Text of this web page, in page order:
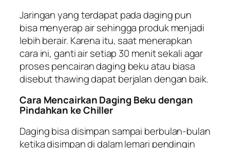
Jaringan yang terdapat pada daging pun
bisa menyerap air sehingga produk menjadi
lebih berair. Karena itu, saat menerapkan
cara ini, ganti air setiap 30 menit sekali agar
proses pencairan daging beku atau biasa
disebutthawingdapat berjalan dengan baik.
Cara Mencairkan Daging Beku dengan
Pindahkan keChiller
Daging bisa disimpan sampai berbulan-bulan
ketika disimpan di dalam lemari pendingin